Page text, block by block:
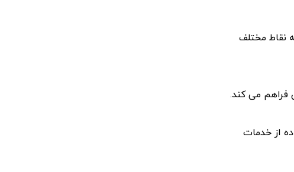
نقاط مختلف
فراهم می ‌کند.
از خدمات